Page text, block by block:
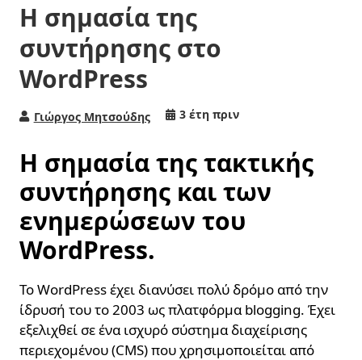
Η σημασία της
συντήρησης στο
WordPress
Γιώργος Μητσούδης 3 έτη πριν
Η σημασία της τακτικής
συντήρησης και των
ενημερώσεων του
WordPress.
Το WordPress έχει διανύσει πολύ δρόμο από την
ίδρυσή του το 2003 ως πλατφόρμα blogging. Έχει
εξελιχθεί σε ένα ισχυρό σύστημα διαχείρισης
περιεχομένου (CMS) που χρησιμοποιείται από